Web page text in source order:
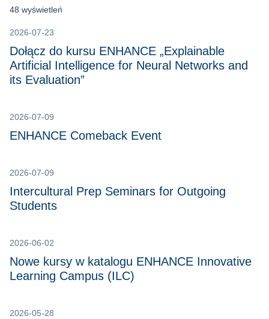
48 wyświetleń
2026-07-23
Dołącz do kursu ENHANCE „Explainable
Artificial Intelligence for Neural Networks and
its Evaluation”
2026-07-09
ENHANCE Comeback Event
2026-07-09
Intercultural Prep Seminars for Outgoing
Students
2026-06-02
Nowe kursy w katalogu ENHANCE Innovative
Learning Campus (ILC)
2026-05-28